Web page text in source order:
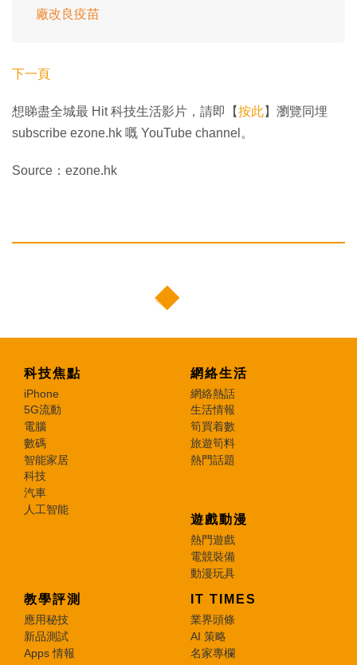
廠改良疫苗
下一頁
想睇盡全城最 Hit 科技生活影片，請即【按此】瀏覽同埋
subscribe ezone.hk 嘅 YouTube channel。
Source：ezone.hk
科技焦點
iPhone
5G流動
電腦
數碼
智能家居
科技
汽車
人工智能
網絡生活
網絡熱話
生活情報
筍買着數
旅遊筍料
熱門話題
遊戲動漫
熱門遊戲
電競裝備
動漫玩具
教學評測
應用秘技
新品測試
Apps 情報
IT TIMES
業界頭條
AI 策略
名家專欄